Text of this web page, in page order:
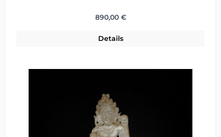
Regulärer Preis:
890,00 €
Details